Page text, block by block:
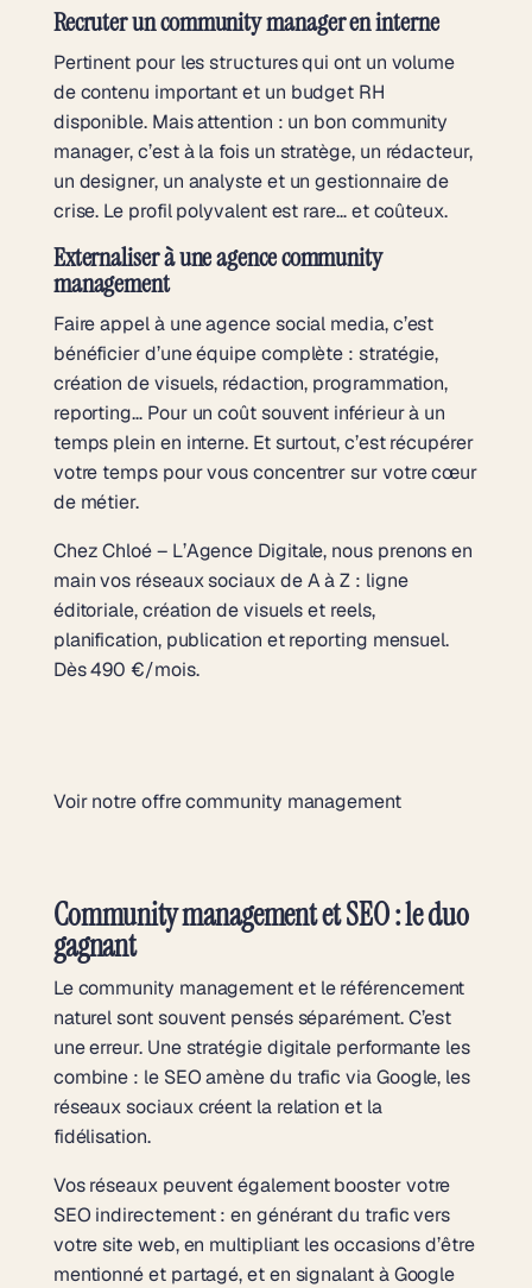
Recruter un community manager en interne
Pertinent pour les structures qui ont un volume
de contenu important et un budget RH
disponible. Mais attention : un bon community
manager, c’est à la fois un stratège, un rédacteur,
un designer, un analyste et un gestionnaire de
crise. Le profil polyvalent est rare… et coûteux.
Externaliser à une agence community
management
Faire appel à une agence social media, c’est
bénéficier d’une équipe complète : stratégie,
création de visuels, rédaction, programmation,
reporting… Pour un coût souvent inférieur à un
temps plein en interne. Et surtout, c’est récupérer
votre temps pour vous concentrer sur votre cœur
de métier.
Chez Chloé – L’Agence Digitale, nous prenons en
main vos réseaux sociaux de A à Z : ligne
éditoriale, création de visuels et reels,
planification, publication et reporting mensuel.
Dès 490 €/mois.
Voir notre offre community management
Community management et SEO : le duo
gagnant
Le community management et le référencement
naturel sont souvent pensés séparément. C’est
une erreur. Une stratégie digitale performante les
combine : le SEO amène du trafic via Google, les
réseaux sociaux créent la relation et la
fidélisation.
Vos réseaux peuvent également booster votre
SEO indirectement : en générant du trafic vers
votre site web, en multipliant les occasions d’être
mentionné et partagé, et en signalant à Google